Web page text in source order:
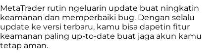
MetaTrader rutin ngeluarin update buat ningkatin
keamanan dan memperbaiki bug. Dengan selalu
update ke versi terbaru, kamu bisa dapetin fitur
keamanan paling up-to-date buat jaga akun kamu
tetap aman.